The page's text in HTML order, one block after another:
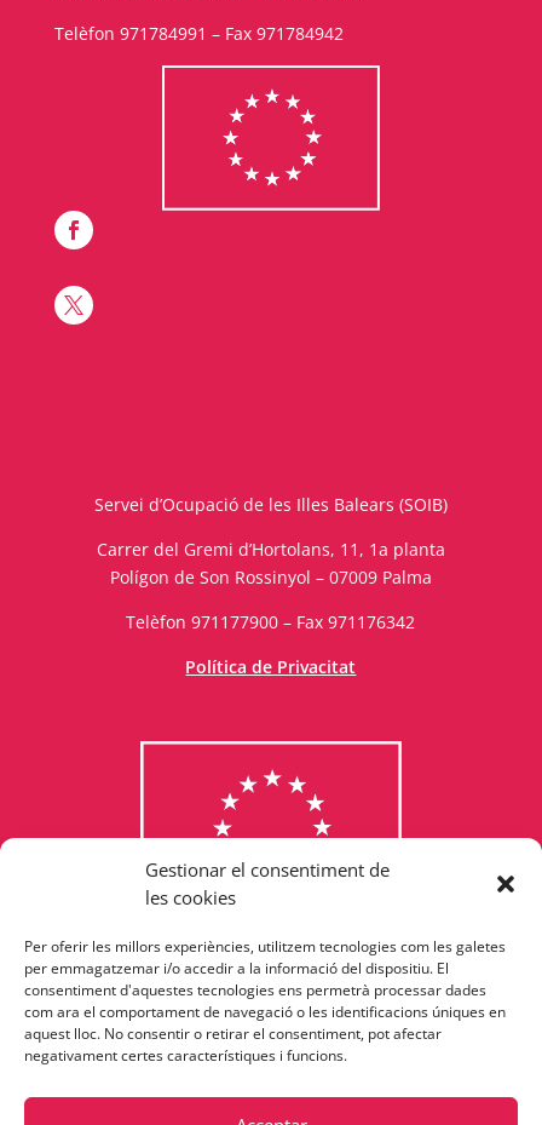
Gestionar el consentiment de
les cookies
Per oferir les millors experiències, utilitzem tecnologies com les galetes
per emmagatzemar i/o accedir a la informació del dispositiu. El
consentiment d'aquestes tecnologies ens permetrà processar dades
com ara el comportament de navegació o les identificacions úniques en
aquest lloc. No consentir o retirar el consentiment, pot afectar
negativament certes característiques i funcions.
Telèfon 971784991 – Fax 971784942


Consulta els programes
finançats per la Unió Europea
Servei d’Ocupació de les Illes Balears (SOIB)
Carrer del Gremi d’Hortolans, 11, 1a planta
Polígon de Son Rossinyol – 07009 Palma
Telèfon 971177900 – Fax 971176342
Política de Privacitat